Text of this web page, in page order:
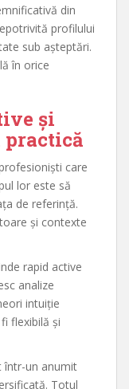
din
profilului
sub așteptări.
în orice
și
practică
care
lor este să
de referință.
și contexte
rapid active
analize
intuiție
flexibilă și
într-un anumit
Totul